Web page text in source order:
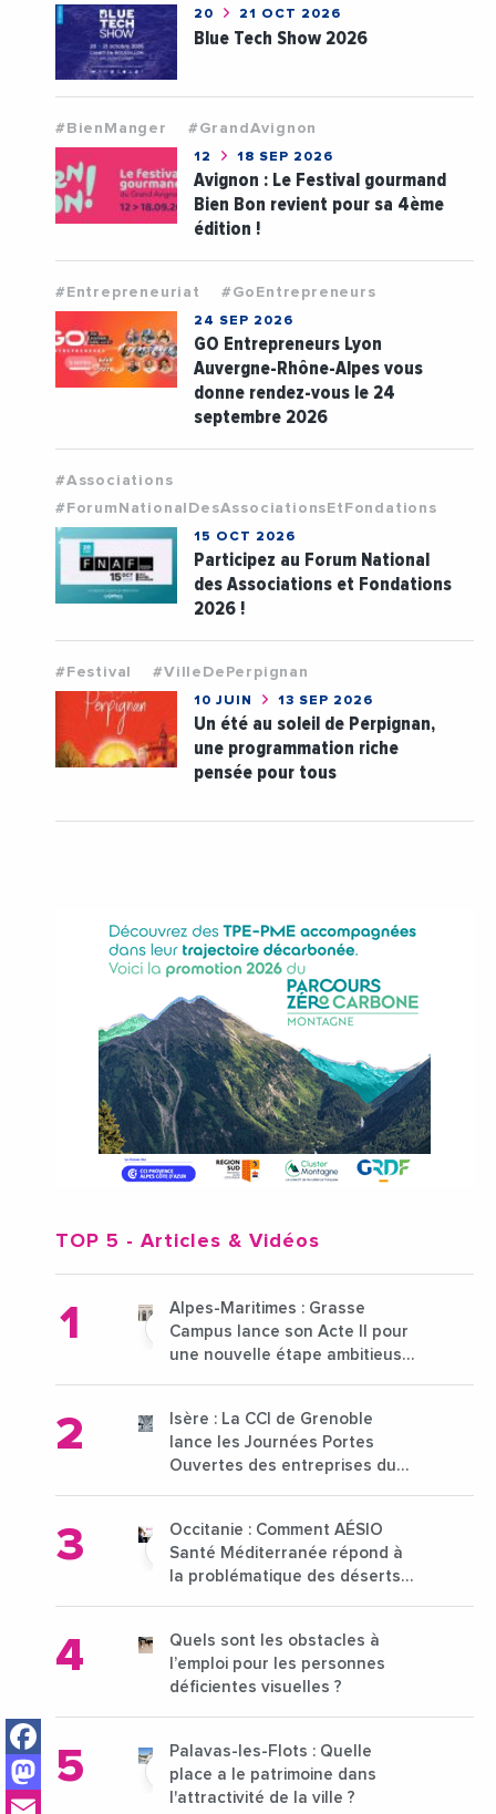
Facebook
Mastodon
20 21 OCT 2026
Blue Tech Show 2026
#BienManger #GrandAvignon
12 18 SEP 2026
Avignon : Le Festival gourmand
Bien Bon revient pour sa 4ème
édition !
#Entrepreneuriat #GoEntrepreneurs
24 SEP 2026
GO Entrepreneurs Lyon
Auvergne-Rhône-Alpes vous
donne rendez-vous le 24
septembre 2026
#Associations
#ForumNationalDesAssociationsEtFondations
15 OCT 2026
Participez au Forum National
des Associations et Fondations
2026 !
#Festival #VilleDePerpignan
10 JUIN 13 SEP 2026
Un été au soleil de Perpignan,
une programmation riche
pensée pour tous
TOP 5 - Articles & Vidéos
Alpes-Maritimes : Grasse
Campus lance son Acte II pour
une nouvelle étape ambitieuse
Isère : La CCI de Grenoble
lance les Journées Portes
Ouvertes des entreprises du
Occitanie : Comment AÉSIO
Santé Méditerranée répond à
la problématique des déserts
Quels sont les obstacles à
l’emploi pour les personnes
déficientes visuelles ?
Palavas-les-Flots : Quelle
place a le patrimoine dans
l'attractivité de la ville ?